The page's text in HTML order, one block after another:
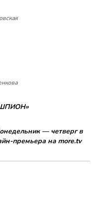
— четверг в
премьера на more.tv